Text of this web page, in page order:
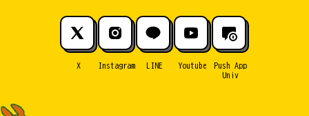
X Instagram LINE Youtube
Push App
Univ